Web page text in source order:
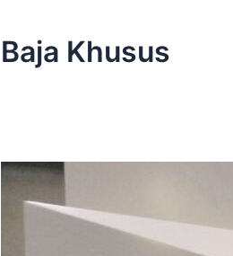
Baja Khusus
Machining
Services:
Teknologi